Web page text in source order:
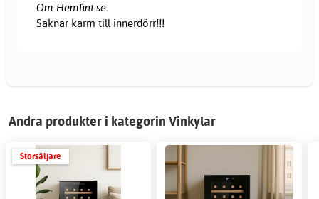
Om Hemfint.se:
Saknar karm till innerdörr!!!
Andra produkter i kategorin Vinkylar
Storsäljare